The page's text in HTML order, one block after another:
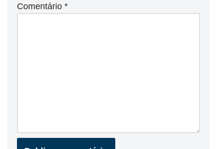
Comentário *